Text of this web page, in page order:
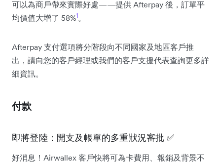
可以為商戶帶來實際好處——提供 Afterpay 後，訂單平
均價值大增了 58%1。
Afterpay 支付選項將分階段向不同國家及地區客戶推
出，請向您的客戶經理或我們的客戶支援代表查詢更多詳
細資訊。
付款
即將登陸：開支及帳單的多重狀況審批 ✅
好消息！Airwallex 客戶快將可為卡費用、報銷及背景不